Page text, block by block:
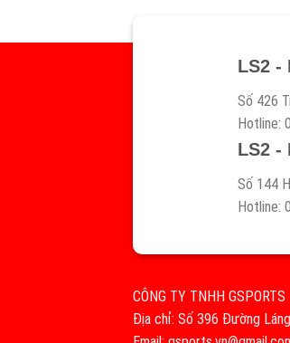
LS2 -
Số 426
Hotline:
LS2 -
Số 144
Hotline:
CÔNG TY TNHH GSPORTS
Địa chỉ: Số 396 Đường